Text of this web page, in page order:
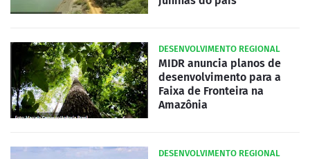
DESENVOLVIMENTO REGIONAL
MIDR anuncia planos de
desenvolvimento para a
Faixa de Fronteira na
Amazônia
DESENVOLVIMENTO REGIONAL